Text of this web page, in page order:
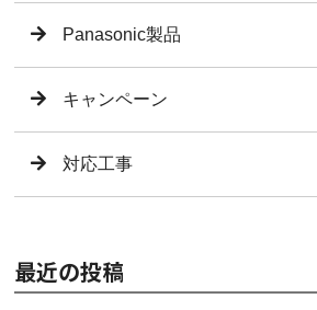
Panasonic製品
キャンペーン
対応工事
最近の投稿